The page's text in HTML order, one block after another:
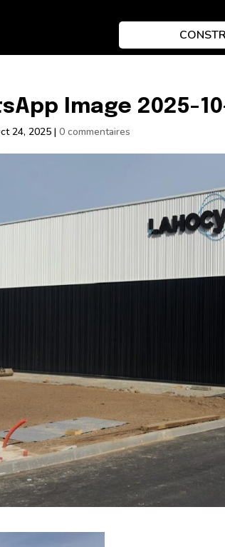
Image 2025-
24, 2025 |0 commentaires